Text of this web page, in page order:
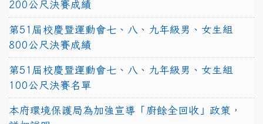
200公尺決賽成績
第51屆校慶暨運動會七、八、九年級男、女生組
800公尺決賽成績
第51屆校慶暨運動會七、八、九年級男、女生組
100公尺決賽名單
本府環境保護局為加強宣導「廚餘全回收」政策，